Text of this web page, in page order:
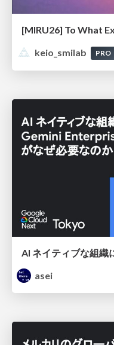
keio_smilab
PRO
asei